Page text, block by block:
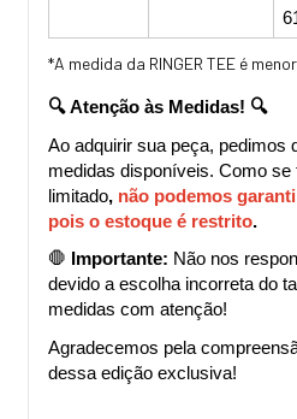
*A medida da RINGER TEE é
🔍 Atenção às Medidas! 🔍
Ao adquirir sua peça, pedimos
medidas disponíveis. Como
limitado, não podemos
pois o estoque é restrito.
🛑 Importante: Não nos
devido a escolha incorreta do
medidas com atenção!
Agradecemos pela
dessa edição exclusiva!